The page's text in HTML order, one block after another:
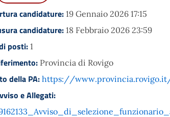
candidature:19 Gennaio 2026 17:15
candidature: 18 Febbraio 2026 23:59
posti: 1
Provincia di Rovigo
della PA: https://
e Allegati: